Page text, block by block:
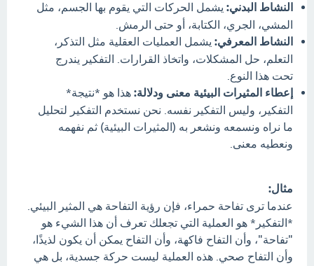
النشاط البدني: يشمل الحركات التي يقوم بها الجسم، مثل
المشي، الجري، الكتابة، أو حتى الرمش.
النشاط المعرفي: يشمل العمليات العقلية مثل التذكر،
التعلم، حل المشكلات، واتخاذ القرارات. التفكير يندرج
تحت هذا النوع.
إعطاء المثيرات البيئية معنى ودلالة: هذا هو *نتيجة*
التفكير، وليس التفكير نفسه. نحن نستخدم التفكير لتحليل
ما نراه ونسمعه ونشعر به (المثيرات البيئية) ثم نفهمه
ونعطيه معنى.
مثال:
عندما ترى تفاحة حمراء، فإن رؤية التفاحة هي المثير البيئي.
*التفكير* هو العملية التي تجعلك تعرف أن هذا الشيء هو
"تفاحة"، وأن التفاح فاكهة، وأن التفاح يمكن أن يكون لذيذًا،
وأن التفاح صحي. هذه العملية ليست حركة جسدية، بل هي